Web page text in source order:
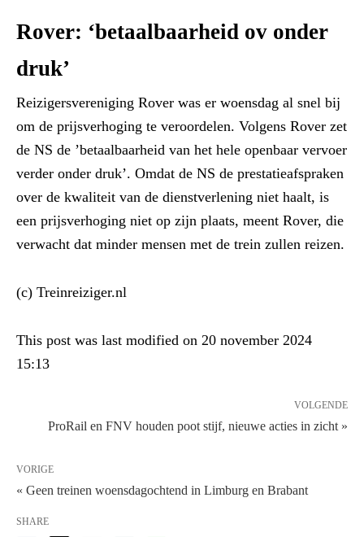
Rover: ‘betaalbaarheid ov onder
druk’
Reizigersvereniging Rover was er woensdag al snel bij
om de prijsverhoging te veroordelen. Volgens Rover zet
de NS de ’betaalbaarheid van het hele openbaar vervoer
verder onder druk’. Omdat de NS de prestatieafspraken
over de kwaliteit van de dienstverlening niet haalt, is
een prijsverhoging niet op zijn plaats, meent Rover, die
verwacht dat minder mensen met de trein zullen reizen.
(c) Treinreiziger.nl
This post was last modified on 20 november 2024
15:13
VOLGENDE
ProRail en FNV houden poot stijf, nieuwe acties in zicht »
VORIGE
« Geen treinen woensdagochtend in Limburg en Brabant
SHARE